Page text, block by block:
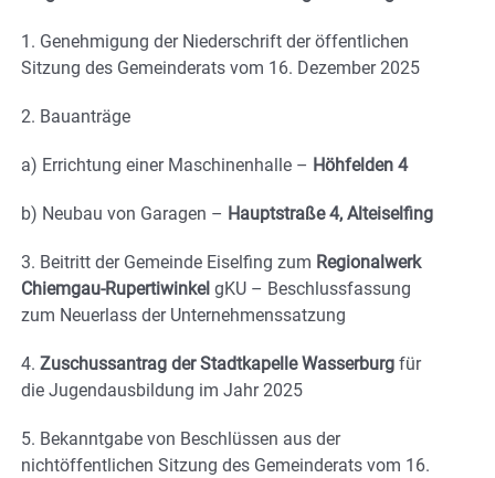
1. Genehmigung der Niederschrift der öffentlichen
Sitzung des Gemeinderats vom 16. Dezember 2025
2. Bauanträge
a) Errichtung einer Maschinenhalle – Höhfelden 4
b) Neubau von Garagen – Hauptstraße 4, Alteiselfing
3. Beitritt der Gemeinde Eiselfing zum Regionalwerk
Chiemgau-Rupertiwinkel gKU – Beschlussfassung
zum Neuerlass der Unternehmenssatzung
4. Zuschussantrag der Stadtkapelle Wasserburg für
die Jugendausbildung im Jahr 2025
5. Bekanntgabe von Beschlüssen aus der
nichtöffentlichen Sitzung des Gemeinderats vom 16.